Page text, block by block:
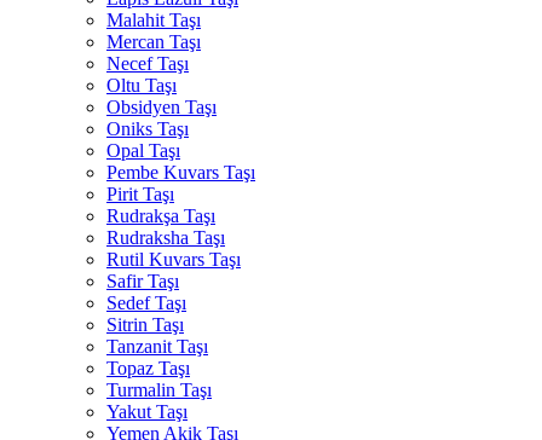
Malahit Taşı
Mercan Taşı
Necef Taşı
Oltu Taşı
Obsidyen Taşı
Oniks Taşı
Opal Taşı
Pembe Kuvars Taşı
Pirit Taşı
Rudrakşa Taşı
Rudraksha Taşı
Rutil Kuvars Taşı
Safir Taşı
Sedef Taşı
Sitrin Taşı
Tanzanit Taşı
Topaz Taşı
Turmalin Taşı
Yakut Taşı
Yemen Akik Taşı